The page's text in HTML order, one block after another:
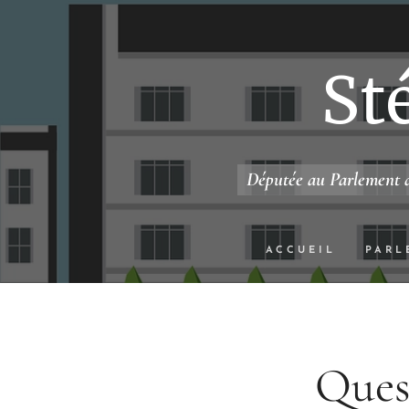
Députée au Parlement
ACCUEIL